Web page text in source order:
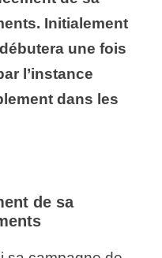
Initialement
une fois
l’instance
dans les
de sa